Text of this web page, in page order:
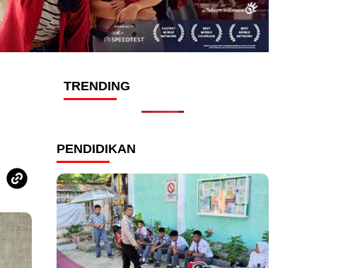
TRENDING
PENDIDIKAN